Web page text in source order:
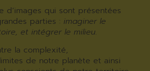
d’images qui sont présentées
parties : imaginer le
et intégrer le milieu.
la complexité,
de notre planète et ainsi